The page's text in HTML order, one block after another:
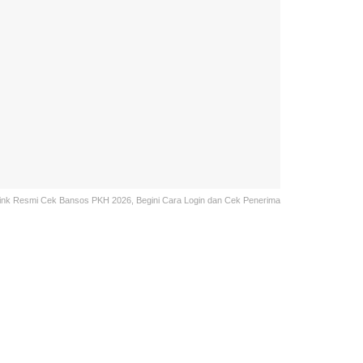
Resmi Cek Bansos PKH 2026, Begini Cara Login dan Cek Penerima